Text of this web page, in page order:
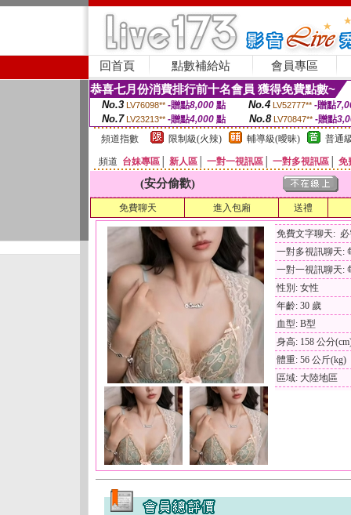
回首頁 點數補給站 會員專區
恭喜七月份消費排行前十名會員 獲得免費點數~
No.3 LV76098** -贈點8,000點 No.4 LV52777** -贈點
No.7 LV23213** -贈點4,000 點 No.8 LV70847** -贈點
頻道指數
限制級(火辣) 輔導級(曖昧) 普通
頻道 台妹專區 新人區 一對一視訊區 一對多視訊區 免
(安分偷歡)
免費聊天 進入包廂 送禮
免費文字聊天:
一對多視訊聊天:
一對一視訊聊天:
性別: 女性
年齡: 30 歲
血型: B型
身高: 158 公分
體重: 56 公斤(kg)
區域: 大陸地區